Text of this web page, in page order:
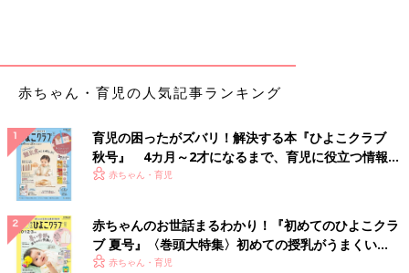
赤ちゃん・育児の人気記事ランキング
育児の困ったがズバリ！解決する本『ひよこクラブ
秋号』 4カ月～2才になるまで、育児に役立つ情報が
いっぱい！
赤ちゃん・育児
赤ちゃんのお世話まるわかり！『初めてのひよこクラ
ブ 夏号』〈巻頭大特集〉初めての授乳がうまくい
く！ おっぱい・ミルクの基本と夏のトラブル 解決テ
赤ちゃん・育児